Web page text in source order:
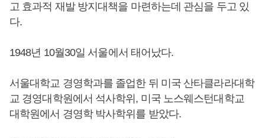
고 효과적 재발 방지대책을 마련하는데 관심을 두고 있
다.
1948년 10월30일 서울에서 태어났다.
서울대학교 경영학과를 졸업한 뒤 미국 산타클라라대학
교 경영대학원에서 석사학위, 미국 노스웨스턴대학교
대학원에서 경영학 박사학위를 받았다.